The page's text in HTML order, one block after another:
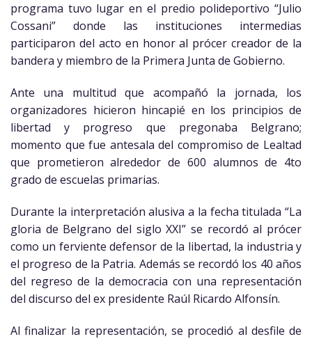
programa tuvo lugar en el predio polideportivo “Julio
Cossani” donde las instituciones intermedias
participaron del acto en honor al prócer creador de la
bandera y miembro de la Primera Junta de Gobierno.
Ante una multitud que acompañó la jornada, los
organizadores hicieron hincapié en los principios de
libertad y progreso que pregonaba Belgrano;
momento que fue antesala del compromiso de Lealtad
que prometieron alrededor de 600 alumnos de 4to
grado de escuelas primarias.
Durante la interpretación alusiva a la fecha titulada “La
gloria de Belgrano del siglo XXI” se recordó al prócer
como un ferviente defensor de la libertad, la industria y
el progreso de la Patria. Además se recordó los 40 años
del regreso de la democracia con una representación
del discurso del ex presidente Raúl Ricardo Alfonsín.
Al finalizar la representación, se procedió al desfile de